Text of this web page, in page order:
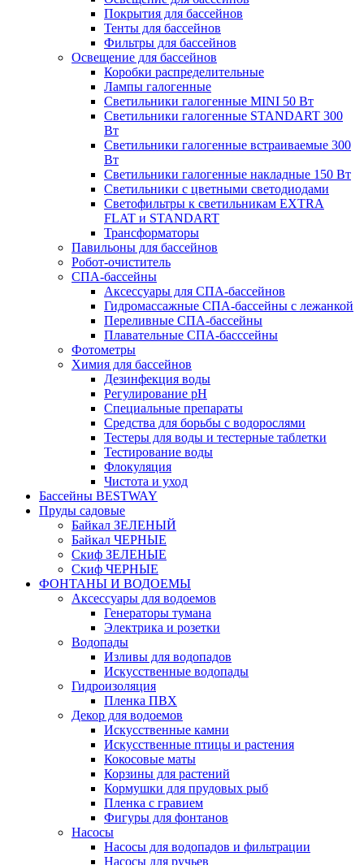
Покрытия для бассейнов
Тенты для бассейнов
Фильтры для бассейнов
Освещение для бассейнов
Коробки распределительные
Лампы галогенные
Светильники галогенные MINI 50 Вт
Светильники галогенные STANDART 300
Вт
Светильники галогенные встраиваемые 300
Вт
Светильники галогенные накладные 150 Вт
Светильники с цветными светодиодами
Светофильтры к светильникам EXTRA
FLAT и STANDART
Трансформаторы
Павильоны для бассейнов
Робот-очиститель
СПА-бассейны
Аксессуары для СПА-бассейнов
Гидромассажные СПА-бассейны с лежанкой
Переливные СПА-бассейны
Плавательные СПА-басссейны
Фотометры
Химия для бассейнов
Дезинфекция воды
Регулирование pH
Специальные препараты
Средства для борьбы с водорослями
Тестеры для воды и тестерные таблетки
Тестирование воды
Флокуляция
Чистота и уход
Бассейны BESTWAY
Пруды садовые
Байкал ЗЕЛЕНЫЙ
Байкал ЧЕРНЫЕ
Скиф ЗЕЛЕНЫЕ
Скиф ЧЕРНЫЕ
ФОНТАНЫ И ВОДОЕМЫ
Аксессуары для водоемов
Генераторы тумана
Электрика и розетки
Водопады
Изливы для водопадов
Искусственные водопады
Гидроизоляция
Пленка ПВХ
Декор для водоемов
Искусственные камни
Искусственные птицы и растения
Кокосовые маты
Корзины для растений
Кормушки для прудовых рыб
Пленка с гравием
Фигуры для фонтанов
Насосы
Насосы для водопадов и фильтрации
Насосы для ручьев